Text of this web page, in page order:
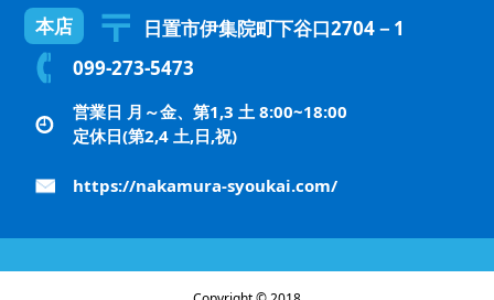
本店
日置市伊集院町下谷口2704－1
099-273-5473
営業日 月～金、第1,3 土 8:00~18:00
定休日(第2,4 土,日,祝)
https://nakamura-syoukai.com/